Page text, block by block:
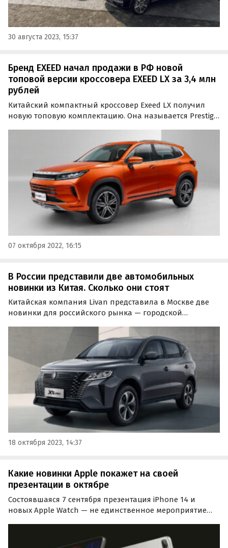
30 августа 2023, 15:37
Бренд EXEED начал продажи в РФ новой
топовой версии кроссовера EXEED LX за 3,4 млн
рублей
Китайский компактный кроссовер Exeed LX получил
новую топовую комплектацию. Она называется Prestige
07 октября 2022, 16:15
В России представили две автомобильных
новинки из Китая. Сколько они стоят
Китайская компания Livan представила в Москве две
новинки для российского рынка — городской
предварительных заказов на них уже открыт, а их
«живые» продажи у дилеров начнутся в ноябре этого
года, сообщают…
18 октября 2023, 14:37
Какие новинки Apple покажет на своей
презентации в октябре
Состоявшаяся 7 сентября презентация iPhone 14 и
новых Apple Watch — не единственное мероприятие
рассказали авторы портала MacRumors.